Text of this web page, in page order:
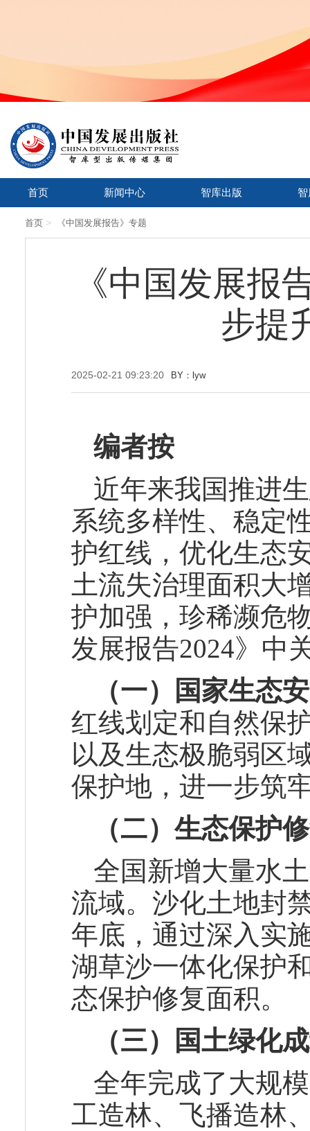
首页 新闻中心 智库出版
首页 > 《中国发展报告》专题
《中国发展报
步提
2025-02-21 09:23:20 BY：lyw
编者按
近年来我国推进
系统多样性、稳定
护红线，优化生态
土流失治理面积大
护加强，珍稀濒危
发展报告2024》中
（一）国家生态
红线划定和自然保
以及生态极脆弱区
保护地，进一步筑
（二）生态保护
全国新增大量水
流域。沙化土地封
年底，通过深入实
湖草沙一体化保护
态保护修复面积。
（三）国土绿化
全年完成了大规
工造林、飞播造林